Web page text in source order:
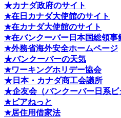
★カナダ政府のサイト
★在日カナダ大使館のサイト
★在カナダ大使館のサイト
★在バンクーバー日本国総領事
★外務省海外安全ホームページ
★バンクーバーの天気
★ワーキングホリデー協会
★日本・カナダ商工会議所
★企友会（バンクーバー日系ビ
★ピアねっと
★居住用借家法